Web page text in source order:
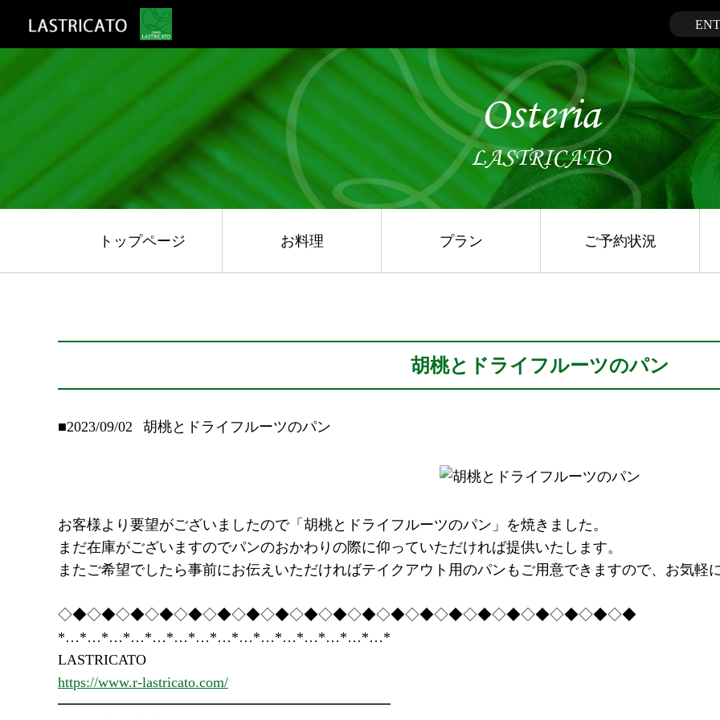
Osteria
LASTRICATO
トップページ お料理 プラン ご予約状況
胡桃とドライフルーツのパン
■2023/09/02 胡桃とドライフルーツのパン
お客様より要望がございましたので「胡桃とドライフルーツのパン」を焼きました。
まだ在庫がございますのでパンのおかわりの際に仰っていただければ提供いたします。
またご希望でしたら事前にお伝えいただければテイクアウト用のパンもご用意できますので、お気軽に
◇◆◇◆◇◆◇◆◇◆◇◆◇◆◇◆◇◆◇◆◇◆◇◆◇◆◇◆◇◆◇◆◇◆◇◆◇◆◇◆
*…*…*…*…*…*…*…*…*…*…*…*…*…*…*…*
LASTRICATO
https://www.r-lastricato.com/
━━━━━━━━━━━━━━━━━━━━━━━